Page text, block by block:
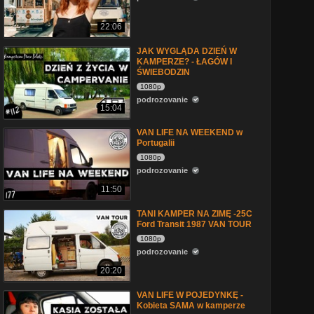
22:06
15:04
JAK WYGLĄDA DZIEŃ W
KAMPERZE? - ŁAGÓW I
ŚWIEBODZIN
1080p
podrozovanie
11:50
VAN LIFE NA WEEKEND w
Portugalii
1080p
podrozovanie
20:20
TANI KAMPER NA ZIMĘ -25C
Ford Transit 1987 VAN TOUR
1080p
podrozovanie
VAN LIFE W POJEDYNKĘ -
Kobieta SAMA w kamperze